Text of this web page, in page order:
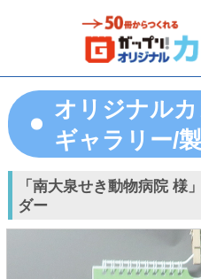
オリジナル
ギャラリー/
「南大泉せき動物病院 様
ダー